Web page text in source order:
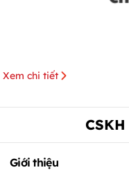
Xem chi tiết
CSKH
Giới thiệu